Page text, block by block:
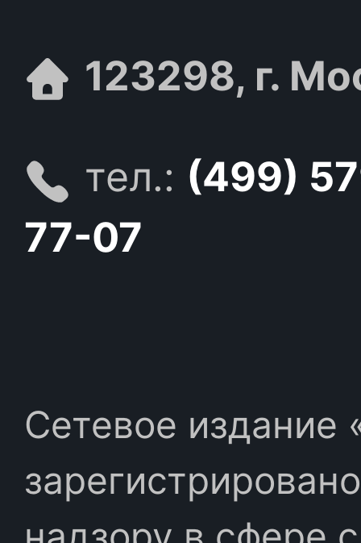
123298, г.
тел.: (499)
77-07
Сетевое издание